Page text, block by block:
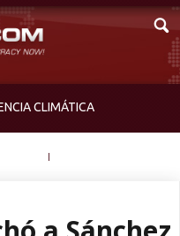
CLIMÁTICA